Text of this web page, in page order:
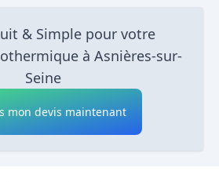
& Simple pour votre
à Asnières-sur-
Seine
mon devis maintenant